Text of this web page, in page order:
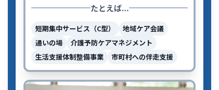
たとえば...
短期集中サービス（C型）
地域ケア会議
通いの場
介護予防ケアマネジメント
生活支援体制整備事業
市町村への伴走支援